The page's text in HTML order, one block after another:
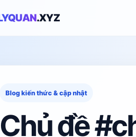
.XYZ
Blog kiến thức & cập nhật
Chủ đề